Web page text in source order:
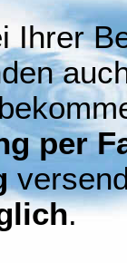
Ihrer
per
.